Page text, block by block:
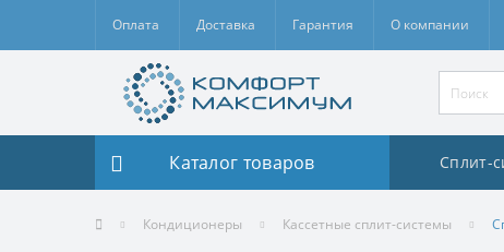
Оплата Доставка Гарантия О компании
Каталог товаров Сплит-
Кондиционеры Кассетные сплит-системы